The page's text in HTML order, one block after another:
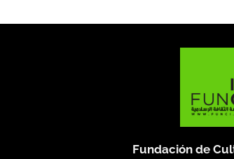
Fundación de